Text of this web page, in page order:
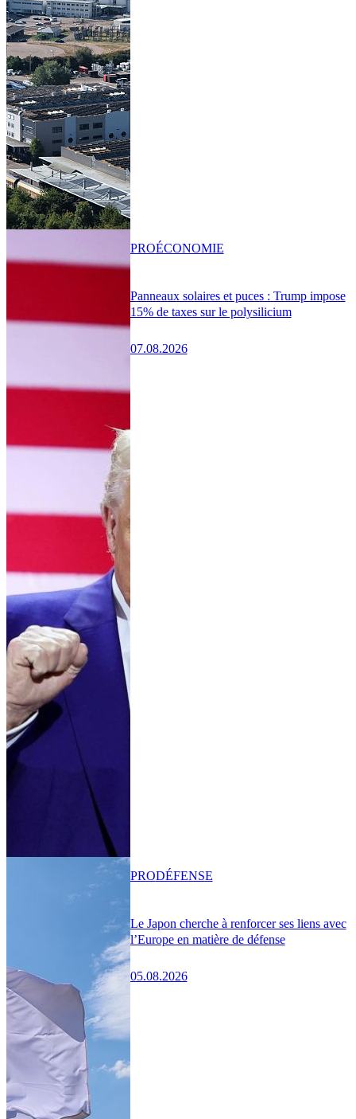
Panneaux solaires et puces : Trump impose
15% de taxes sur le polysilicium
07.08.2026
PROÉCONOMIE
Le Japon cherche à renforcer ses liens avec
l’Europe en matière de défense
05.08.2026
PRODÉFENSE